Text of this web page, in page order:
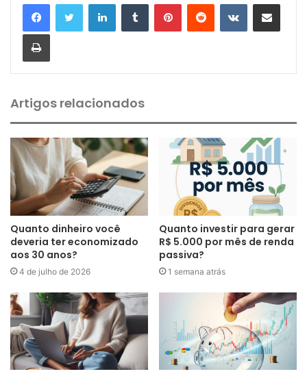
Artigos relacionados
Quanto dinheiro você
deveria ter economizado
aos 30 anos?
4 de julho de 2026
Quanto investir para gerar
R$ 5.000 por mês de renda
passiva?
1 semana atrás